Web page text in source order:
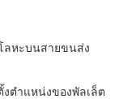
หะบนสายขนส่ง
ตําแหน่งของพัลเล็ต